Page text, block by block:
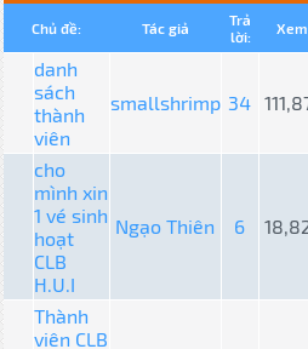
Chủ đề: Tác giả
Trả
lời:
danh
sách
thành
viên
smallshrimp 34
cho
mình xin
1 vé sinh
hoạt
CLB
H.U.I
Ngạo Thiên 6
Thành
viên CLB